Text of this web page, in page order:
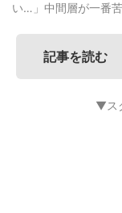
い…」中間層が一番
記事を読む
▼ス